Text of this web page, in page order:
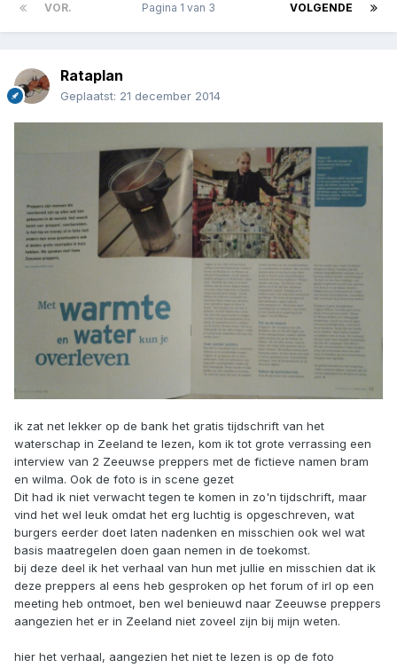
VOR. VOLGENDE
Pagina 1 van 3
Rataplan
Geplaatst: 21 december 2014
ik zat net lekker op de bank het gratis tijdschrift van het
waterschap in Zeeland te lezen, kom ik tot grote verrassing een
interview van 2 Zeeuwse preppers met de fictieve namen bram
en wilma. Ook de foto is in scene gezet
Dit had ik niet verwacht tegen te komen in zo'n tijdschrift, maar
vind het wel leuk omdat het erg luchtig is opgeschreven, wat
burgers eerder doet laten nadenken en misschien ook wel wat
basis maatregelen doen gaan nemen in de toekomst.
bij deze deel ik het verhaal van hun met jullie en misschien dat ik
deze preppers al eens heb gesproken op het forum of irl op een
meeting heb ontmoet, ben wel benieuwd naar Zeeuwse preppers
aangezien het er in Zeeland niet zoveel zijn bij mijn weten.
hier het verhaal, aangezien het niet te lezen is op de foto